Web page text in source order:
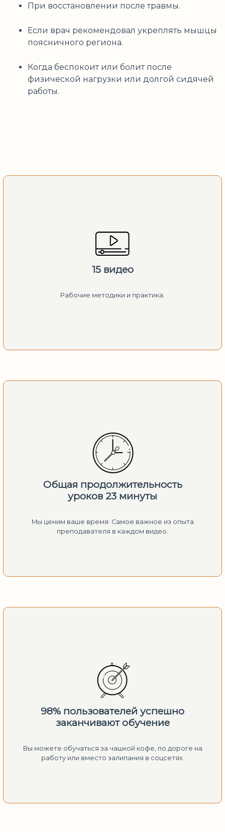
При восстановлении после травмы.
Если врач рекомендовал укреплять мышцы
поясничного региона.
Когда беспокоит или болит после
физической нагрузки или долгой сидячей
работы.
15 видео
Рабочие методики и практика.
Общая продолжительность
уроков 23 минуты
Мы ценим ваше время. Самое важное из опыта
преподавателя в каждом видео.
98% пользователей успешно
заканчивают обучение
Вы можете обучаться за чашкой кофе, по дороге на
работу или вместо залипания в соцсетях.